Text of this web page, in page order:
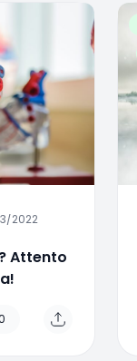
2022
Attento